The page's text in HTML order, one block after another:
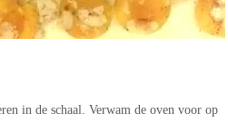
in de schaal. Verwam de oven voor op